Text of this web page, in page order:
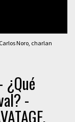
Noro, charlan
¿Qué
-